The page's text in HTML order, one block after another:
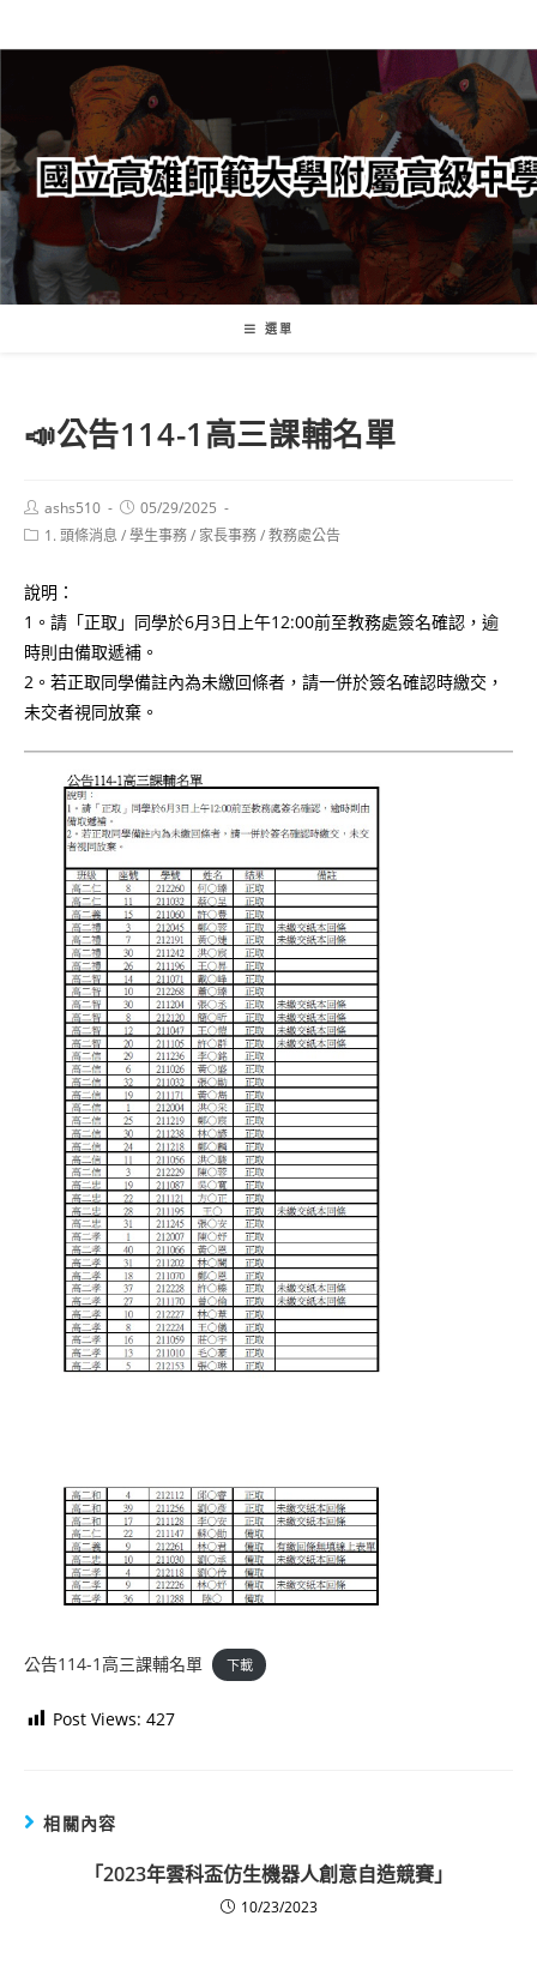
轉
要
內
容
選單
📣公告114-1高三課輔名單
Post
author:
ashs510
Post
published:
05/29/2025
Post1. 頭條消息 /學生事務/ 家長事務/教務處公告
說明：
1。請「正取」同學於6月3日上午12:00前至教務處簽名確認，逾
時則由備取遞補。
2。若正取同學備註內為未繳回條者，請一併於簽名確認時繳交，
未交者視同放棄。
公告114-1高三課輔名單 下載
Post Views: 427
相關內容
「2023年雲科盃仿生機器人創意自造競賽」
10/23/2023